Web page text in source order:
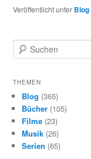
Veröffentlicht unter Blog
u
h
THEMEN
Blog (365)
Bücher (105)
Filme (23)
Musik (26)
Serien (65)